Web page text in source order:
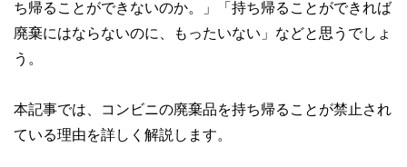
ち帰ることができないのか。」「持ち帰ることができれば
廃棄にはならないのに、もったいない」などと思うでしょ
う。
本記事では、コンビニの廃棄品を持ち帰ることが禁止され
ている理由を詳しく解説します。